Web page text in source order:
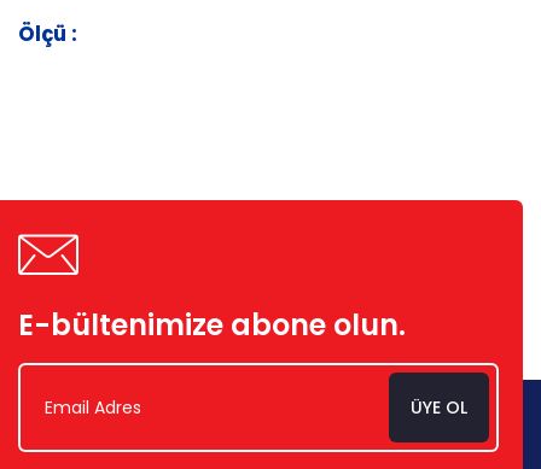
Ölçü :
E-bültenimize abone olun.
ÜYE OL